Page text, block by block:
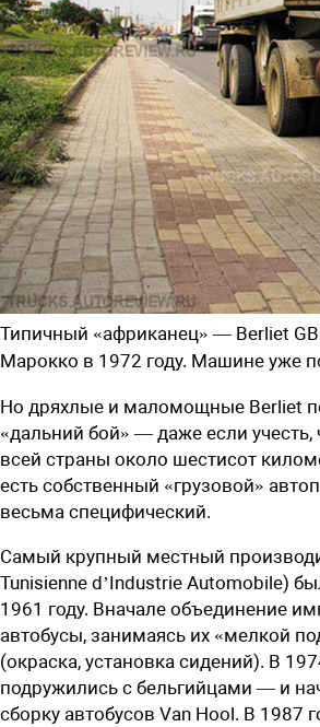
Типичный «африканец» — Berliet
Марокко в 1972 году. Машине уже
Но дряхлые и маломощные Berliet
«дальний бой» — даже если учесть,
всей страны около шестисот
есть собственный «грузовой»
весьма специфический.
Самый крупный местный
Tunisienne d’Industrie Automobile)
1961 году. Вначале объединение
автобусы, занимаясь их «мелкой
(окраска, установка сидений). В
подружились с бельгийцами — и
сборку автобусов Van Hool. В 1987